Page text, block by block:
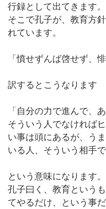
行録として出てきます。
そこで孔子が、教育方
れています。
「憤せずんば啓せず、
訳するとこうなります
「自分の力で進んで、
そういう人でなければ
い事は頭にあるが、う
いる人、そういう相手
という意味になります。
孔子曰く、教育という
てやるだけ、という事だ